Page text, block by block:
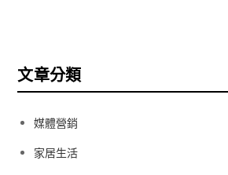
文章分類
媒體營銷
家居生活